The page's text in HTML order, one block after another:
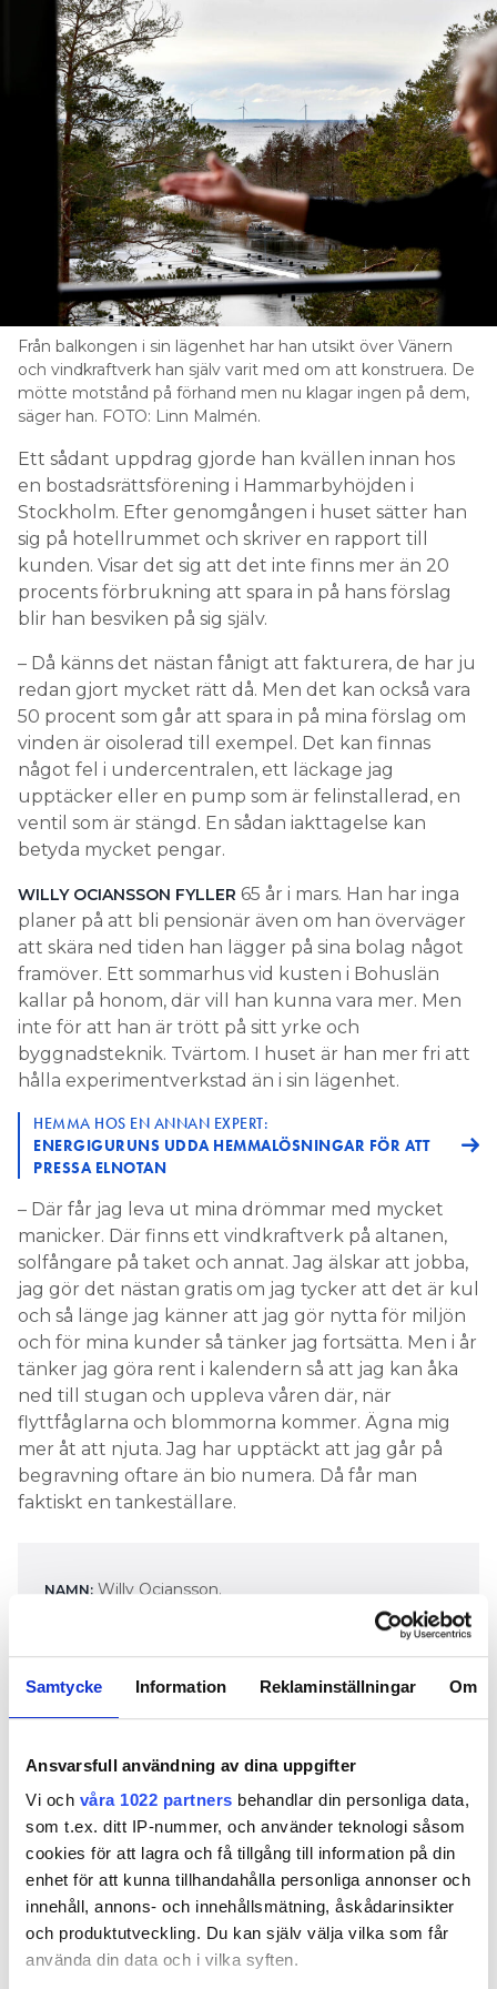
Samtycke Information Reklaminställningar Om
Ansvarsfull användning av dina uppgifter
Vi och våra 1022 partners behandlar din personliga data,
som t.ex. ditt IP-nummer, och använder teknologi såsom
cookies för att lagra och få tillgång till information på din
enhet för att kunna tillhandahålla personliga annonser och
innehåll, annons- och innehållsmätning, åskådarinsikter
och produktutveckling. Du kan själv välja vilka som får
använda din data och i vilka syften.
Från balkongen i sin lägenhet har han utsikt över Vänern
och vindkraftverk han själv varit med om att konstruera. De
mötte motstånd på förhand men nu klagar ingen på dem,
säger han. FOTO: Linn Malmén.
Ett sådant uppdrag gjorde han kvällen innan hos
en bostadsrättsförening i Hammarbyhöjden i
Stockholm. Efter genomgången i huset sätter han
sig på hotellrummet och skriver en rapport till
kunden. Visar det sig att det inte finns mer än 20
procents förbrukning att spara in på hans förslag
blir han besviken på sig själv.
– Då känns det nästan fånigt att fakturera, de har ju
redan gjort mycket rätt då. Men det kan också vara
50 procent som går att spara in på mina förslag om
vinden är oisolerad till exempel. Det kan finnas
något fel i undercentralen, ett läckage jag
upptäcker eller en pump som är felinstallerad, en
ventil som är stängd. En sådan iakttagelse kan
betyda mycket pengar.
WILLY OCIANSSON FYLLER 65 år i mars. Han har inga
planer på att bli pensionär även om han överväger
att skära ned tiden han lägger på sina bolag något
framöver. Ett sommarhus vid kusten i Bohuslän
kallar på honom, där vill han kunna vara mer. Men
inte för att han är trött på sitt yrke och
byggnadsteknik. Tvärtom. I huset är han mer fri att
hålla experimentverkstad än i sin lägenhet.
HEMMA HOS EN ANNAN EXPERT:
ENERGIGURUNS UDDA HEMMALÖSNINGAR FÖR ATT
PRESSA ELNOTAN
– Där får jag leva ut mina drömmar med mycket
manicker. Där finns ett vindkraftverk på altanen,
solfångare på taket och annat. Jag älskar att jobba,
jag gör det nästan gratis om jag tycker att det är kul
och så länge jag känner att jag gör nytta för miljön
och för mina kunder så tänker jag fortsätta. Men i år
tänker jag göra rent i kalendern så att jag kan åka
ned till stugan och uppleva våren där, när
flyttfåglarna och blommorna kommer. Ägna mig
mer åt att njuta. Jag har upptäckt att jag går på
begravning oftare än bio numera. Då får man
faktiskt en tankeställare.
NAMN: Willy Ociansson.
AB och driver tillsammans med en kollega
Energybooster AB som utvecklar och säljer
Hammarö Energi.
BOR:I Hammarö utanför Karlstad.
Från Göteborg men har bott i Värmland
större delen av livet. Har arbetat med värme, kyla,
ventilation, styrsystem och projektledning under
hela karriären. Var teknisk chef på Karlstads Bostads
AB. Sade upp sig 2008 för att bli egenföretagare.